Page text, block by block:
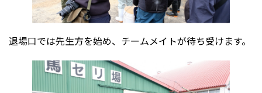
退場口では先生方を始め、チームメイトが待ち受けます。